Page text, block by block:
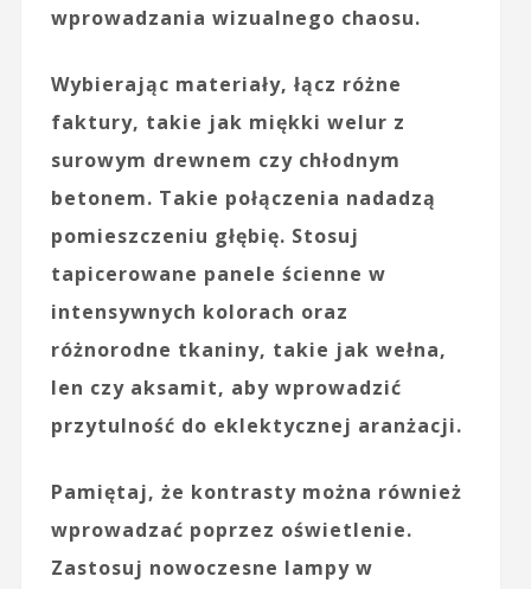
wprowadzania wizualnego chaosu.
Wybierając materiały, łącz różne
faktury, takie jak miękki welur z
surowym drewnem czy chłodnym
betonem. Takie połączenia nadadzą
pomieszczeniu głębię. Stosuj
tapicerowane panele ścienne w
intensywnych kolorach oraz
różnorodne tkaniny, takie jak wełna,
len czy aksamit, aby wprowadzić
przytulność do eklektycznej aranżacji.
Pamiętaj, że kontrasty można również
wprowadzać poprzez oświetlenie.
Zastosuj nowoczesne lampy w